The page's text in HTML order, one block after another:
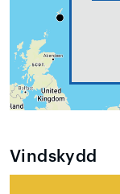
Vindskydd